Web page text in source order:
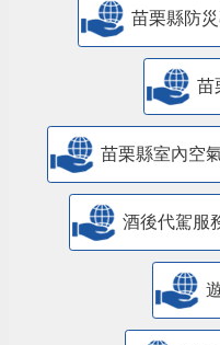
苗栗縣防
苗
苗栗縣室內空
酒後代駕服